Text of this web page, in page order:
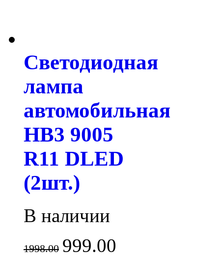
Светодиодная
лампа
автомобильная
HB3 9005
R11 DLED
(2шт.)
В наличии
1998.00 999.00